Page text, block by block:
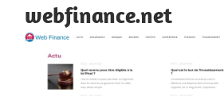
webfinance.net